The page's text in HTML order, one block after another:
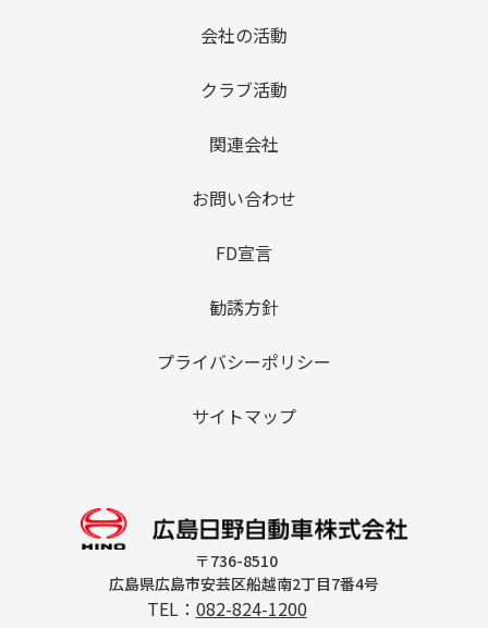
〒736-8510
広島県広島市安芸区船越南2丁目7番4号
TEL： 082-824-1200
会社の活動
クラブ活動
関連会社
お問い合わせ
FD宣言
勧誘方針
プライバシーポリシー
サイトマップ